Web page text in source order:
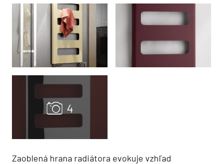
Zaoblená hrana radiátora evokuje vzhľad